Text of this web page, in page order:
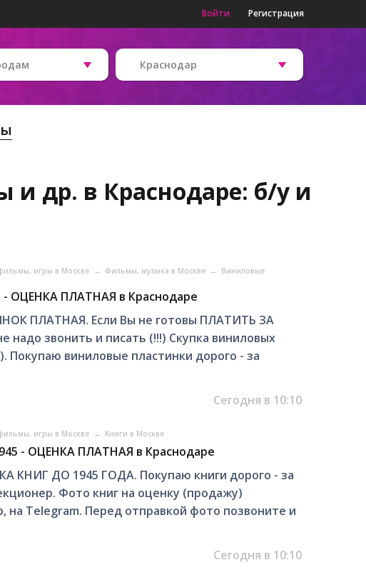
Войти Регистрация
Краснодар
др. в Краснодаре: б/у и
игры в Москве → Фильмы, музыка в Москве → Виниловые
ПЛАТНАЯ в Краснодаре
ПЛАТНАЯ. Если Вы не готовы ПЛАТИТЬ ЗА
звонить и писать (!!!) Скупка виниловых
Покупаю виниловые пластинки дорого - за
Сегодня в 10:10
игры в Москве → Книги в Москве
- ОЦЕНКА ПЛАТНАЯ в Краснодаре
КНИГ ДО 1945 ГОДА. Покупаю книги дорого - за
Фото книг на оценку (продажу)
на Telegram. Перед отправкой фото позвоните и
Сегодня в 10:10